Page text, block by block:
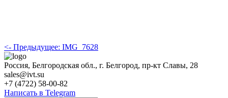
<- Предыдущее: IMG_7628
Россия, Белгородская обл., г. Белгород, пр-кт Славы, 28
sales@ivt.su
+7 (4722) 58-00-82
Написать в Telegram